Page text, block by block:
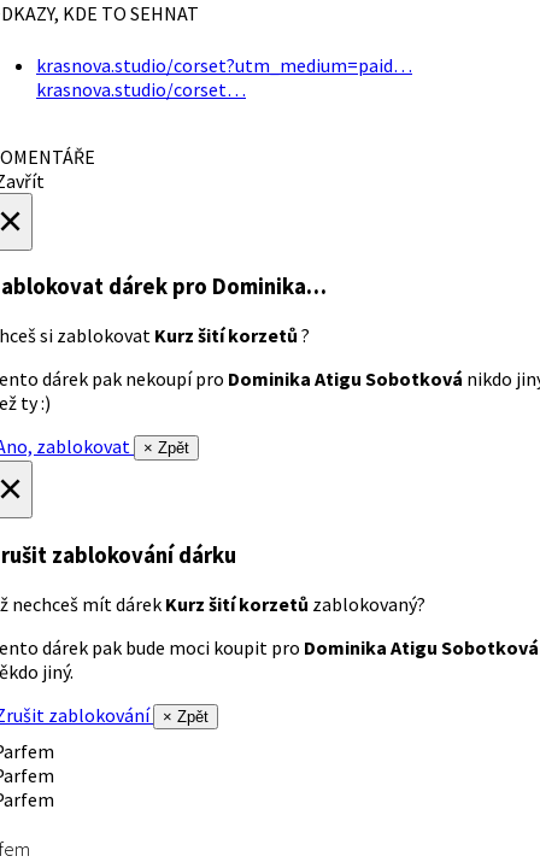
KDE TO SEHNAT
krasnova.studio/corset?utm_medium=paid…
krasnova.studio/corset…
dárek pro Dominika…
si zablokovat Kurz šití korzetů ?
dárek pak nekoupí pro Dominika Atigu Sobotková nikdo
ty :)
zablokovat
× Zpět
zablokování dárku
nechceš mít dárek Kurz šití korzetů zablokovaný?
dárek pak bude moci koupit pro Dominika Atigu Sobotková
jiný.
zablokování
× Zpět